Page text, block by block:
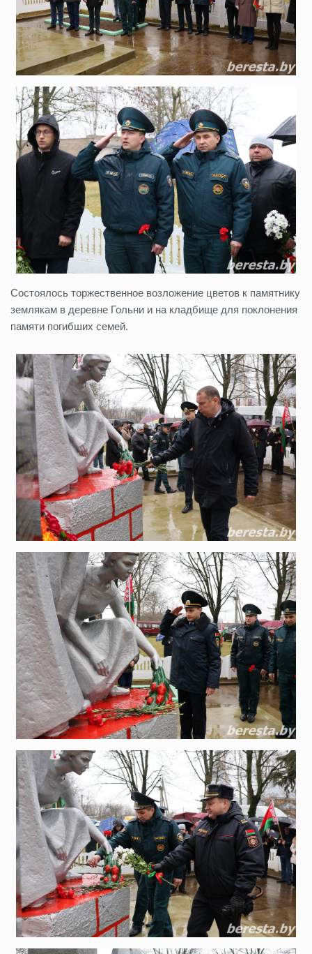
Состоялось торжественное возложение цветов к памятнику
землякам в деревне Гольни и на кладбище для поклонения
памяти погибших семей.